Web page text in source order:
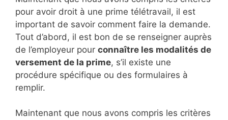
pour avoir droit à une prime télétravail, il est
important de savoir comment faire la demande.
Tout d’abord, il est bon de se renseigner auprès
de l’employeur pour connaître les modalités de
versement de la prime, s’il existe une
procédure spécifique ou des formulaires à
remplir.
Maintenant que nous avons compris les critères